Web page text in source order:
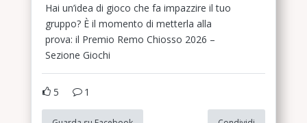
Hai un’idea di gioco che fa impazzire il tuo
gruppo? È il momento di metterla alla
prova: il Premio Remo Chiosso 2026 –
Sezione Giochi
5 1